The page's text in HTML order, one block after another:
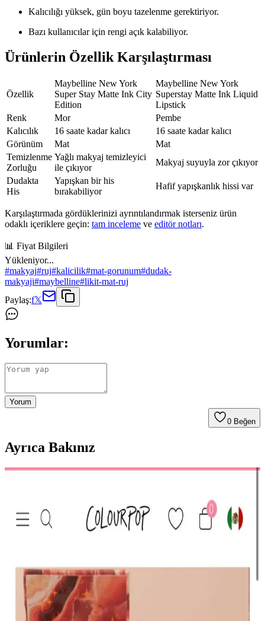
Kalıcılığı yüksek, gün boyu tazelenme gerektiriyor.
Bazı kullanıcılar için rengi açık kalabiliyor.
Ürünlerin Özellik Karşılaştırması
Özellik
Maybelline New York
Super Stay Matte Ink City
Edition
Maybelline New York
Superstay Matte Ink Liquid
Lipstick
Renk
Mor
Pembe
Kalıcılık
16 saate kadar kalıcı
16 saate kadar kalıcı
Görünüm
Mat
Mat
Temizlenme
Zorluğu
Yağlı makyaj temizleyici
ile çıkıyor
Makyaj suyuyla zor çıkıyor
Dudakta
His
Yapışkan bir his
bırakabiliyor
Hafif yapışkanlık hissi var
Karşılaştırmada gördüklerinizi ayrıntılandırmak isterseniz ürün
odaklı içeriklere geçin: tam inceleme ve editör notları.
📊 Fiyat Bilgileri
Yükleniyor...
#makyaj#ruj#kalicilik#mat-gorunum#dudak-
makyaji#maybelline#likit-mat-ruj
Paylaş:f𝕏
Yorumlar:
Yorum
0 Beğen
Ayrıca Bakınız
HBTasarim Fix 13’lü Kahverengi Fırça Seti, çeşitli makyaj
tekniklerine uygun, doğal kıllı ve kullanışlı fırçalar içerir, cilt dostu
The Glitter Lab Jel Formlu Parlak Glitter Paradise
Renkli Çok Yönlü Kullanım İçin
The Glitter Lab'in jel formüllü parlak glitteri, kolay uygulama, su
bazlı formülü ve doğal ışıltısıyla makyaj ve vücut süslemelerinde